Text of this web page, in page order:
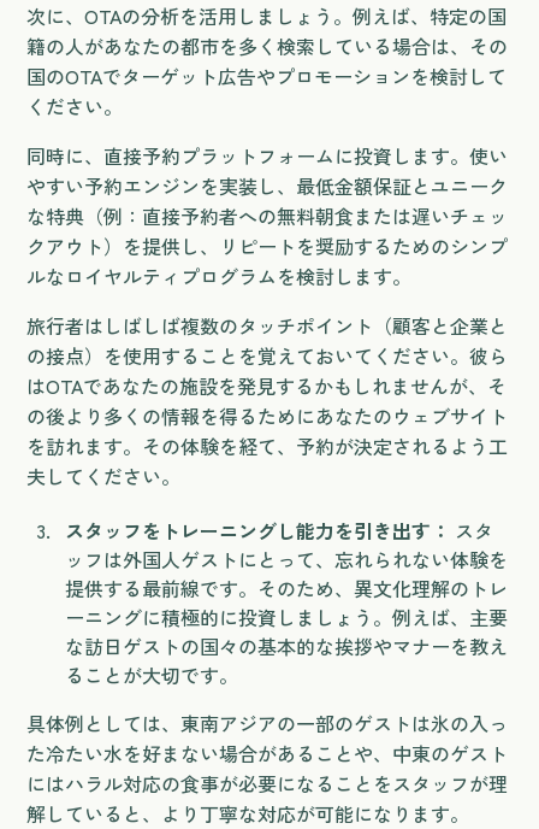
次に、OTAの分析を活用しましょう。例えば、特定の国
籍の人があなたの都市を多く検索している場合は、その
国のOTAでターゲット広告やプロモーションを検討して
ください。
同時に、直接予約プラットフォームに投資します。使い
やすい予約エンジンを実装し、最低金額保証とユニーク
な特典（例：直接予約者への無料朝食または遅いチェッ
クアウト）を提供し、リピートを奨励するためのシンプ
ルなロイヤルティプログラムを検討します。
旅行者はしばしば複数のタッチポイント（顧客と企業と
の接点）を使用することを覚えておいてください。彼ら
はOTAであなたの施設を発見するかもしれませんが、そ
の後より多くの情報を得るためにあなたのウェブサイト
を訪れます。その体験を経て、予約が決定されるよう工
夫してください。
スタッフをトレーニングし能力を引き出す： スタ
ッフは外国人ゲストにとって、忘れられない体験を
提供する最前線です。そのため、異文化理解のトレ
ーニングに積極的に投資しましょう。例えば、主要
な訪日ゲストの国々の基本的な挨拶やマナーを教え
ることが大切です。
具体例としては、東南アジアの一部のゲストは氷の入っ
た冷たい水を好まない場合があることや、中東のゲスト
にはハラル対応の食事が必要になることをスタッフが理
解していると、より丁寧な対応が可能になります。